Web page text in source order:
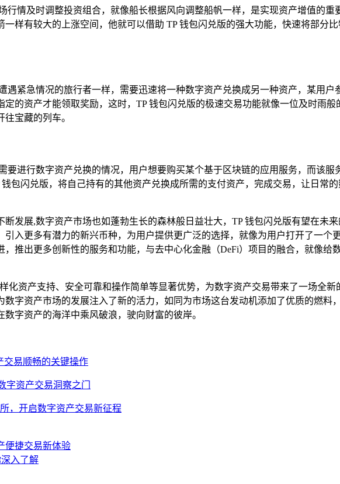
行情及时调整投资组合，就像船长根据风向调整船帆一样，是实现资产增值的
样有较大的上涨空间，他就可以借助 TP 钱包闪兑版的强大功能，快速将部分
遇紧急情况的旅行者一样，需要迅速将一种数字资产兑换成另一种资产，某用
的资产才能领取奖励，这时，TP 钱包闪兑版的极速交易功能就像一位及时雨
宝藏的列车。
要进行数字资产兑换的情况，用户想要购买某个基于区块链的应用服务，而该
包闪兑版，将自己持有的其他资产兑换成所需的支付资产，完成交易，让日常
断发展,数字资产市场也如蓬勃生长的森林般日益壮大，TP 钱包闪兑版有望在未
引入更多有潜力的新兴币种，为用户提供更广泛的选择，就像为用户打开了一
推出更多创新性的服务和功能，与去中心化金融（DeFi）项目的融合，就像
化资产支持、安全可靠和操作简单等显著优势，为数字资产交易带来了一场全
字资产市场的发展注入了新的活力，如同为市场这台发动机添加了优质的燃料
字资产的海洋中乘风破浪，驶向财富的彼岸。
交易顺畅的关键操作
字资产交易洞察之门
，开启数字资产交易新征程
便捷交易新体验
入了解